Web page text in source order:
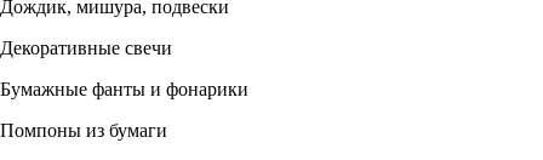
Дождик, мишура, подвески
Декоративные свечи
Бумажные фанты и фонарики
Помпоны из бумаги